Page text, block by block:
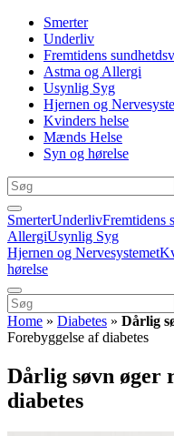
Smerter
Underliv
Fremtidens
Astma og Allergi
Usynlig Syg
Hjernen og
Kvinders helse
Mænds Helse
Syn og hørelse
SmerterUnderlivFremtidens
AllergiUsynlig Syg
Hjernen og Nervesystemet
hørelse
Home » Diabetes » Dårlig
Forebyggelse af diabetes
Dårlig søvn øger
diabetes